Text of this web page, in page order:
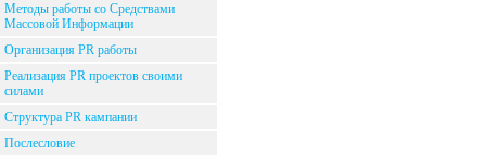
Методы работы со Средствами
Массовой Информации
Организация PR работы
Реализация PR проектов своими
силами
Структура PR кампании
Послесловие